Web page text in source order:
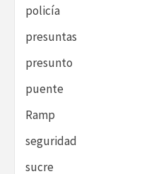
policía
presuntas
presunto
puente
Ramp
seguridad
sucre